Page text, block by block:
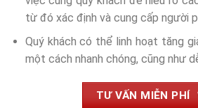
từ đó xác định và cung cấp người
Quý khách có thể linh hoạt tăng
một cách nhanh chóng, cũng như
TƯ VẤN MIỄN PHÍ